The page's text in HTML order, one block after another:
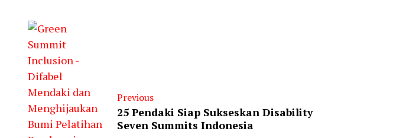
Previous
25 Pendaki Siap Sukseskan Disability
Seven Summits Indonesia